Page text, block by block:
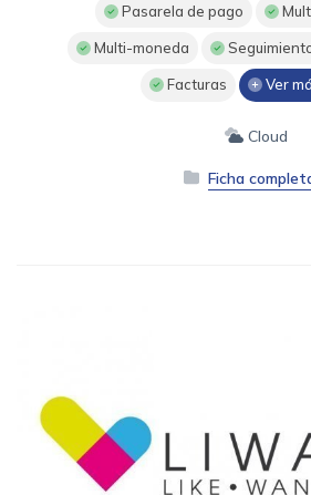
Pasarela de pago
Multi-moneda
Facturas Ver
Cloud
Ficha